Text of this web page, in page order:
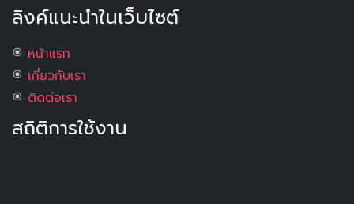
ลิงค์แนะนำในเว็บไซต์
หน้าแรก
เกี่ยวกับเรา
ติดต่อเรา
สถิติการใช้งาน